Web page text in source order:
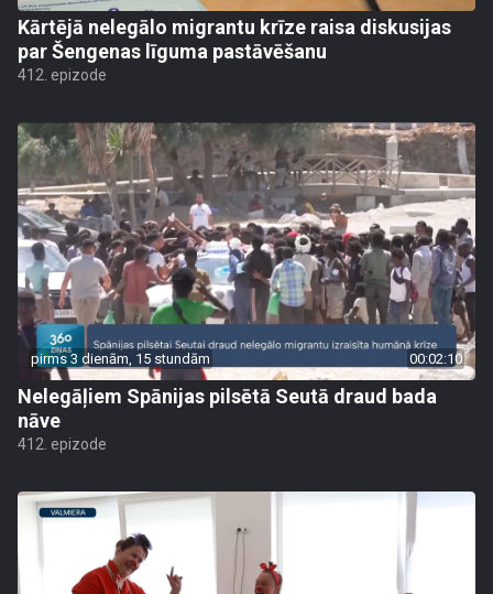
Kārtējā nelegālo migrantu krīze raisa diskusijas
par Šengenas līguma pastāvēšanu
412. epizode
pirms 3 dienām, 15 stundām 00:02:10
Nelegāļiem Spānijas pilsētā Seutā draud bada
nāve
412. epizode